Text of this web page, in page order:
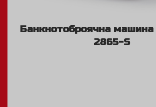
Банкнотоброячна
2865-S